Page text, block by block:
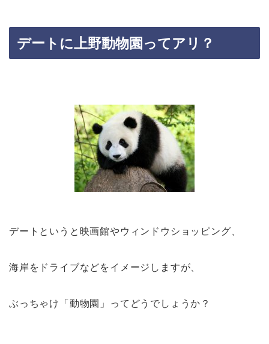
デートに上野動物園ってアリ？
デートというと映画館やウィンドウショッピング、
海岸をドライブなどをイメージしますが、
ぶっちゃけ「動物園」ってどうでしょうか？